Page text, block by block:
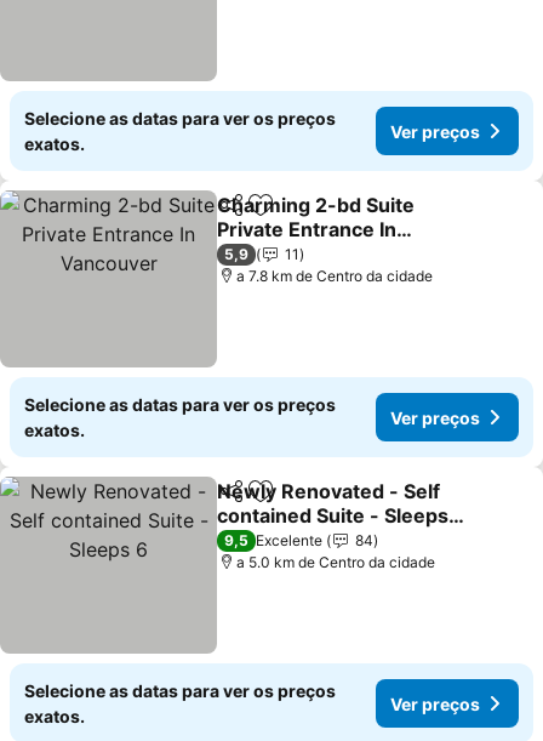
Selecione as datas para ver os preços
exatos.
Ver preços
PartilharAdicionar aos favoritos
Charming 2-bd Suite
Private Entrance In
Vancouver
Ver preços
5,9
11
a 7.8 km de Centro da cidade
Selecione as datas para ver os preços
exatos.
Ver preços
PartilharAdicionar aos favoritos
Newly Renovated - Self
contained Suite - Sleeps
6
Ver preços
9,5 Excelente
84
a 5.0 km de Centro da cidade
Selecione as datas para ver os preços
exatos.
Ver preços